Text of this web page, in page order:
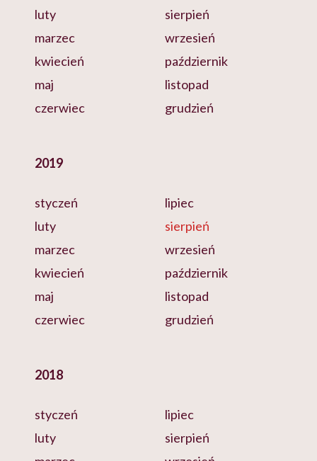
luty
marzec
kwiecień
maj
czerwiec
sierpień
wrzesień
październik
listopad
grudzień
2019
styczeń
luty
marzec
kwiecień
maj
czerwiec
lipiec
sierpień
wrzesień
październik
listopad
grudzień
2018
styczeń
luty
lipiec
sierpień